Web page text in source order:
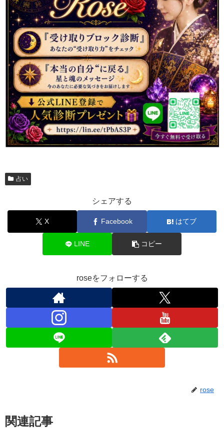
占い
シェアする
X Facebook はてブ
LINE コピー
roseをフォローする
rose
関連記事